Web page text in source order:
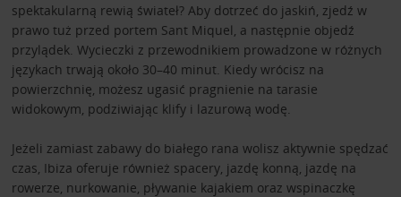
spektakularną rewią świateł? Aby dotrzeć do jaskiń, zjedź w
prawo tuż przed portem Sant Miquel, a następnie objedź
przylądek. Wycieczki z przewodnikiem prowadzone w różnych
językach trwają około 30–40 minut. Kiedy wrócisz na
powierzchnię, możesz ugasić pragnienie na tarasie
widokowym, podziwiając klify i lazurową wodę.
Jeżeli zamiast zabawy do białego rana wolisz aktywnie spędzać
czas, Ibiza oferuje również spacery, jazdę konną, jazdę na
rowerze, nurkowanie, pływanie kajakiem oraz wspinaczkę